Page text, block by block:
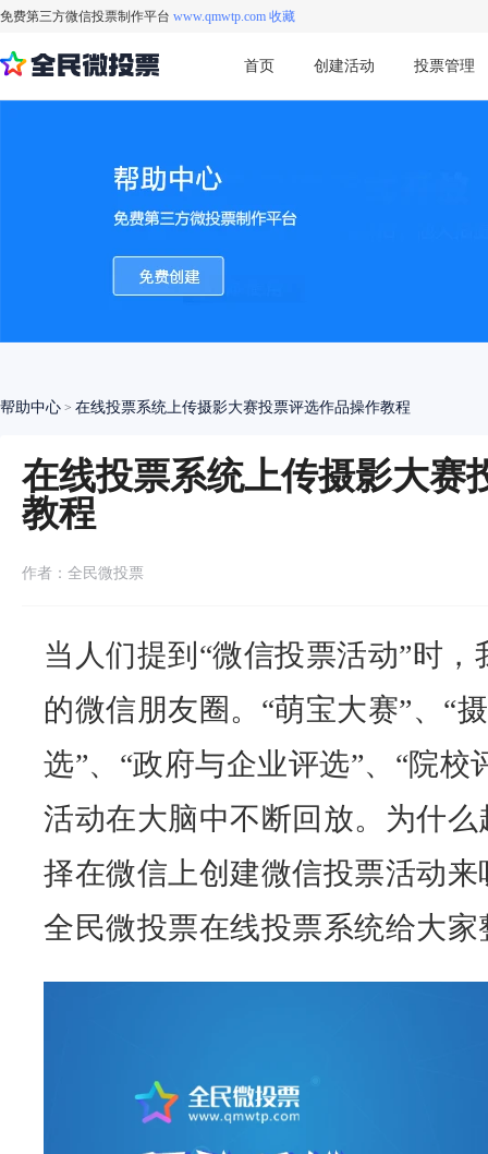
免费第三方微信投票制作平台 www.qmwtp.com 收藏
首页 创建活动 投票管理
帮助中心 > 在线投票系统上传摄影大赛投票评选作品操作教程
在线投票系统上传摄影大赛
教程
作者：全民微投票
当人们提到“微信投票活动”时，
的微信朋友圈。“萌宝大赛”、“
选”、“政府与企业评选”、“院校
活动在大脑中不断回放。为什
择在微信上创建微信投票活动
全民微投票在线投票系统给大